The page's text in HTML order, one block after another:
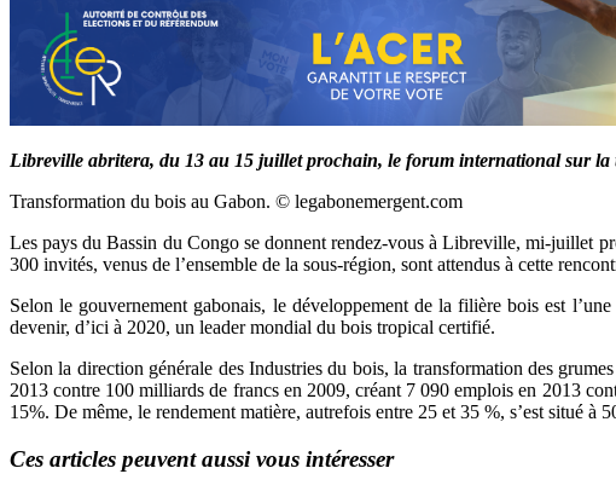
Libreville abritera, du 13 au 15 juillet prochain, le forum international sur la
Transformation du bois au Gabon. © legabonemergent.com
Les pays du Bassin du Congo se donnent rendez-vous à Libreville, mi-juillet
300 invités, venus de l’ensemble de la sous-région, sont attendus à cette
Selon le gouvernement gabonais, le développement de la filière bois est
devenir, d’ici à 2020, un leader mondial du bois tropical certifié.
Selon la direction générale des Industries du bois, la transformation des
2013 contre 100 milliards de francs en 2009, créant 7 090 emplois en 2013
15%. De même, le rendement matière, autrefois entre 25 et 35 %, s’est situé à
Ces articles peuvent aussi vous intéresser